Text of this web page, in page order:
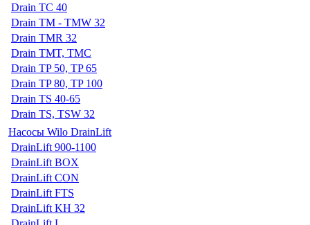
Drain TC 40
Drain TM - TMW 32
Drain TMR 32
Drain TMT, TMC
Drain TP 50, TP 65
Drain TP 80, TP 100
Drain TS 40-65
Drain TS, TSW 32
Насосы Wilo DrainLift
DrainLift 900-1100
DrainLift BOX
DrainLift CON
DrainLift FTS
DrainLift KH 32